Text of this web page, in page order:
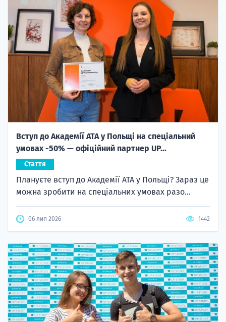
Вступ до Академії ATA у Польщі на спеціальний
умовах -50% — офіційний партнер UP...
Стаття
Плануєте вступ до Академії ATA у Польщі? Зараз це
можна зробити на спеціальних умовах разо...
06 лип 2026 1442